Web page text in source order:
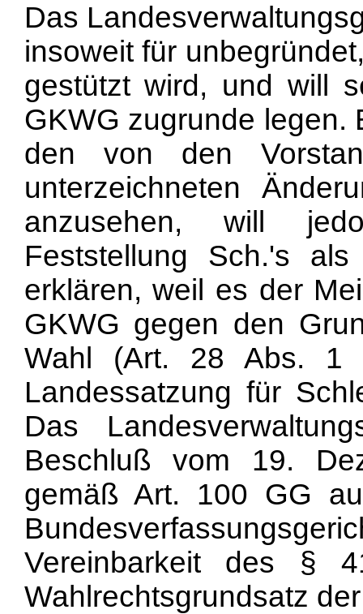
Das
insoweit für
gestützt wird, und will
GKWG zugrunde legen.
den von den
unterzeichneten
anzusehen, will
Feststellung Sch.'s
erklären, weil es der
GKWG gegen den
Wahl (Art. 28 Abs.
Landessatzung für
Das
Beschluß vom 19.
gemäß Art. 100 GG
Vereinbarkeit des §
Wahlrechtsgrundsatz